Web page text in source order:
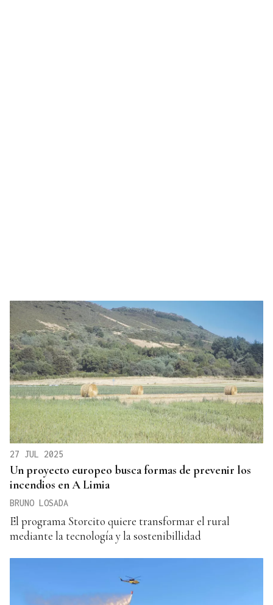
27 JUL 2025
Un proyecto europeo busca formas de prevenir los
incendios en A Limia
BRUNO LOSADA
El programa Storcito quiere transformar el rural
mediante la tecnología y la sostenibillidad